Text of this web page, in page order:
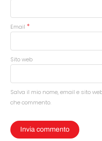
Email *
Sito web
Salva il mio nome, email e sito
che commento.